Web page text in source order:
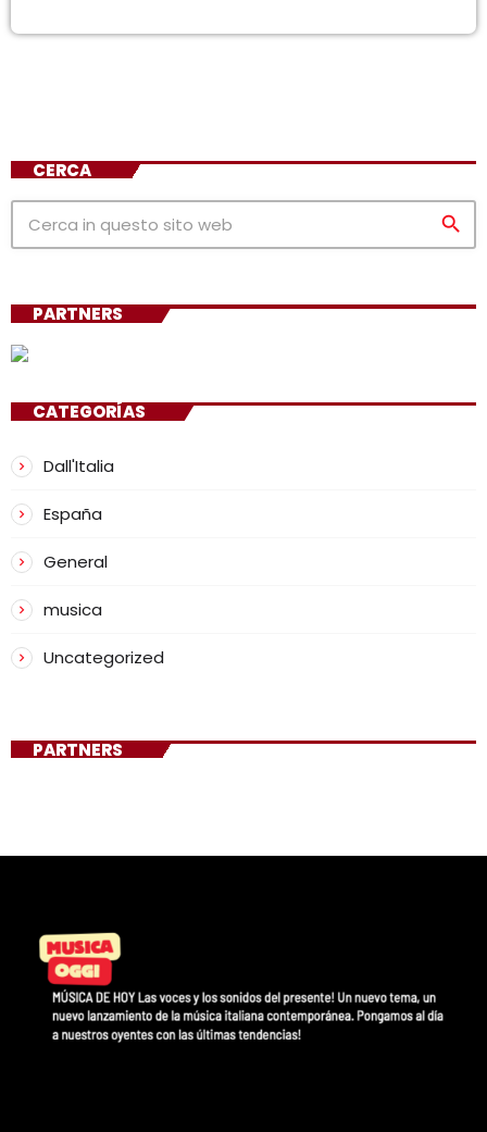
CERCA
search
PARTNERS
CATEGORÍAS
Dall'Italia
España
General
musica
Uncategorized
PARTNERS